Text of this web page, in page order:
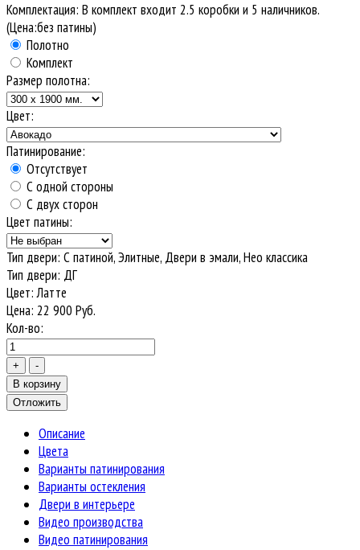
Комплектация: В комплект входит 2.5 коробки и 5 наличников.
(Цена:без патины)
Полотно
Комплект
Размер полотна:
Цвет:
Патинирование:
Отсутствует
С одной стороны
С двух сторон
Цвет патины:
Тип двери: С патиной, Элитные, Двери в эмали, Нео классика
Тип двери: ДГ
Цвет:Латте
Цена: 22 900 Руб.
Кол-во:
Описание
Цвета
Варианты патинирования
Варианты остекления
Двери в интерьере
Видео производства
Видео патинирования